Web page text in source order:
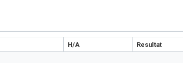
H/A Resultat